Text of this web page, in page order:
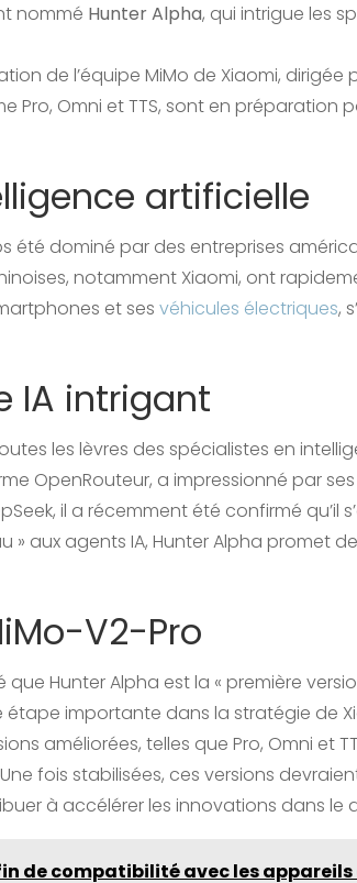
nommé Hunter Alpha, qui intrigue les
de l’équipe MiMo de Xiaomi, dirigée
Pro, Omni et TTS, sont en préparation
artificielle
été dominé par des entreprises
notamment Xiaomi, ont
et ses véhicules électriques,
IA intrigant
les lèvres des spécialistes en
OpenRouteur, a impressionné par
il a récemment été confirmé qu’il
aux agents IA, Hunter Alpha promet
V2-Pro
que Hunter Alpha est la « première
étape importante dans la stratégie de
améliorées, telles que Pro, Omni et
fois stabilisées, ces versions
à accélérer les innovations dans le
de compatibilité avec les